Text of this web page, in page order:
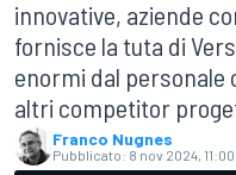
innovative, aziende
fornisce la tuta di
enormi dal personale
altri competitor
Franco Nugnes
Pubblicato: 8 nov 2024, 11:00